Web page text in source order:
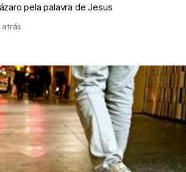
pela palavra de Jesus
atrás